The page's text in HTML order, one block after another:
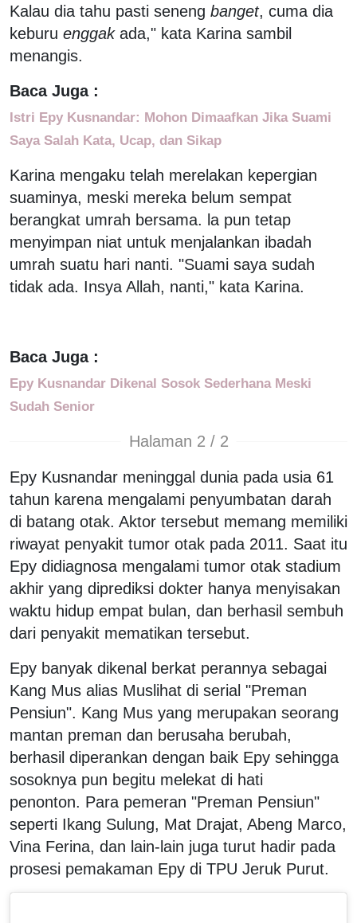
Kalau dia tahu pasti seneng banget, cuma dia
keburu enggakada," kata Karina sambil
menangis.
Baca Juga :
Istri Epy Kusnandar: Mohon Dimaafkan Jika Suami
Saya Salah Kata, Ucap, dan Sikap
Karina mengaku telah merelakan kepergian
suaminya, meski mereka belum sempat
berangkat umrah bersama. la pun tetap
menyimpan niat untuk menjalankan ibadah
umrah suatu hari nanti. "Suami saya sudah
tidak ada. Insya Allah, nanti," kata Karina.
Baca Juga :
Epy Kusnandar Dikenal Sosok Sederhana Meski
Sudah Senior
Halaman 2 / 2
Epy Kusnandar meninggal dunia pada usia 61
tahun karena mengalami penyumbatan darah
di batang otak. Aktor tersebut memang memiliki
riwayat penyakit tumor otak pada 2011. Saat itu
Epy didiagnosa mengalami tumor otak stadium
akhir yang diprediksi dokter hanya menyisakan
waktu hidup empat bulan, dan berhasil sembuh
dari penyakit mematikan tersebut.
Epy banyak dikenal berkat perannya sebagai
Kang Mus alias Muslihat di serial "Preman
Pensiun". Kang Mus yang merupakan seorang
mantan preman dan berusaha berubah,
berhasil diperankan dengan baik Epy sehingga
sosoknya pun begitu melekat di hati
penonton. Para pemeran "Preman Pensiun"
seperti Ikang Sulung, Mat Drajat, Abeng Marco,
Vina Ferina, dan lain-lain juga turut hadir pada
prosesi pemakaman Epy di TPU Jeruk Purut.